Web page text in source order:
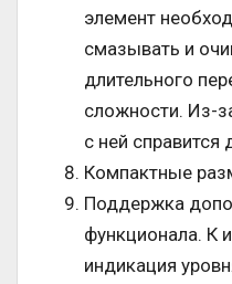
элемент
смазывать и
длительного
сложности. Из-
с ней
Компактные
Поддержка
функционала. К
индикация